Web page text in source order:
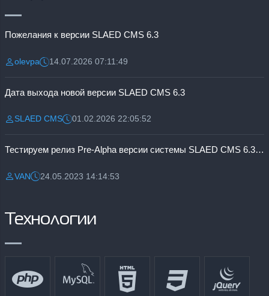
Пожелания к версии SLAED CMS 6.3
Разместил:
olevpaДата:14.07.2026 07:11:49
Дата выхода новой версии SLAED CMS 6.3
Разместил:
SLAED CMSДата:01.02.2026 22:05:52
Тестируем релиз Pre-Alpha версии системы SLAED CMS 6.3 Pro
Разместил:
VANДата:24.05.2023 14:14:53
Технологии